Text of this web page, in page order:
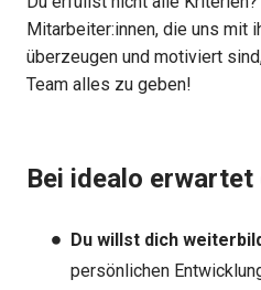
Mitarbeiter:innen, die uns mit
überzeugen und motiviert
Team alles zu geben!
Bei idealo erwartet
Du willst dich
persönlichen